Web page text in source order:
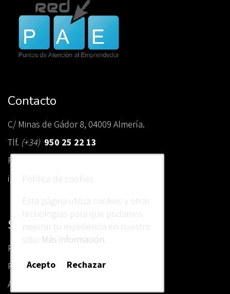
Contacto
C/ Minas de Gádor 8, 04009 Almería.
Tlf. (+34) 950 25 22 13
Fax
info@estebanasesores.es
Sobre nosotros
Política de Privacidad
Política de Cookies
Avisos legales
Política de cookies
Esta página utiliza cookies y otras
tecnologías para que podamos
mejorar tu experiencia en nuestro
sitio: Más información.
Acepto Rechazar